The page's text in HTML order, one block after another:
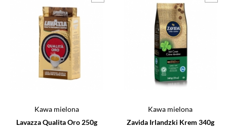
Kawa mielona
Lavazza Qualita Oro 250g
Kawa mielona
Zavida Irlandzki Krem 340g